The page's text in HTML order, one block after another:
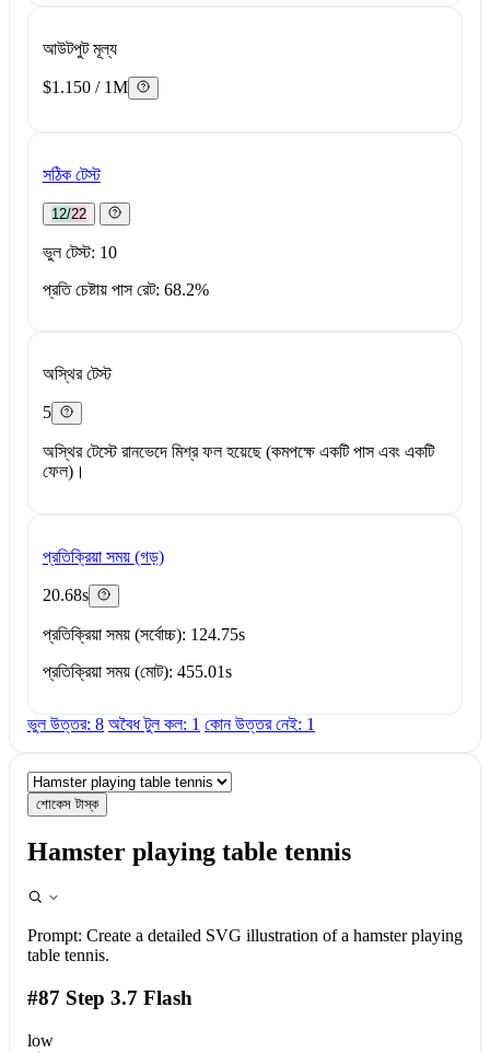
আউটপুট মূল্য
$1.150 / 1M
সঠিক টেস্ট
12/22
ভুল টেস্ট: 10
প্রতি চেষ্টায় পাস রেট: 68.2%
অস্থির টেস্ট
5
অস্থির টেস্টে রানভেদে মিশ্র ফল হয়েছে (কমপক্ষে একটি পাস এবং একটি
ফেল)।
প্রতিক্রিয়া সময় (গড়)
20.68s
প্রতিক্রিয়া সময় (সর্বোচ্চ): 124.75s
প্রতিক্রিয়া সময় (মোট): 455.01s
ভুল উত্তর: 8 অবৈধ টুল কল: 1 কোন উত্তর নেই: 1
শোকেস টাস্ক
Hamster playing table tennis
Prompt: Create a detailed SVG illustration of a hamster playing
table tennis.
#87 Step 3.7 Flash
low